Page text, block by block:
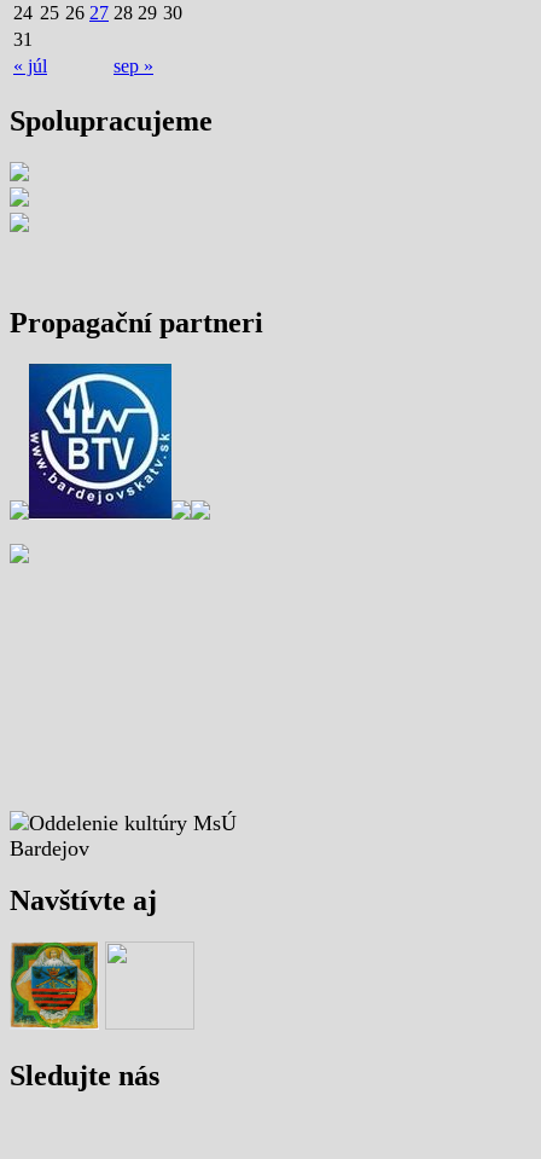
« júl sep »
24 25 26 27 28 29 30
31
Spolupracujeme
Propagační partneri
Navštívte aj
Sledujte nás